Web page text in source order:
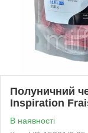
Полуничний
Inspiration
В наявності